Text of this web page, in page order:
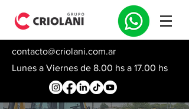
contacto@criolani.com.ar
Lunes a Viernes de 8.00 hs a 17.00 hs